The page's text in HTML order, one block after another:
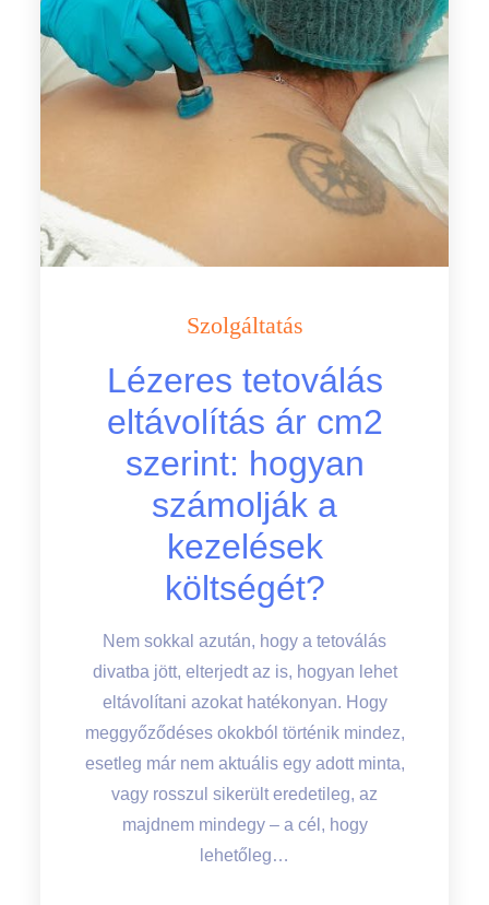
Szolgáltatás
Lézeres tetoválás
eltávolítás ár cm2
szerint: hogyan
számolják a
kezelések
költségét?
Nem sokkal azután, hogy a tetoválás
divatba jött, elterjedt az is, hogyan lehet
eltávolítani azokat hatékonyan. Hogy
meggyőződéses okokból történik mindez,
esetleg már nem aktuális egy adott minta,
vagy rosszul sikerült eredetileg, az
majdnem mindegy – a cél, hogy
lehetőleg…